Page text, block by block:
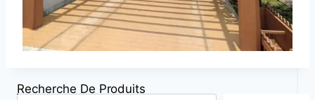
Recherche De Produits